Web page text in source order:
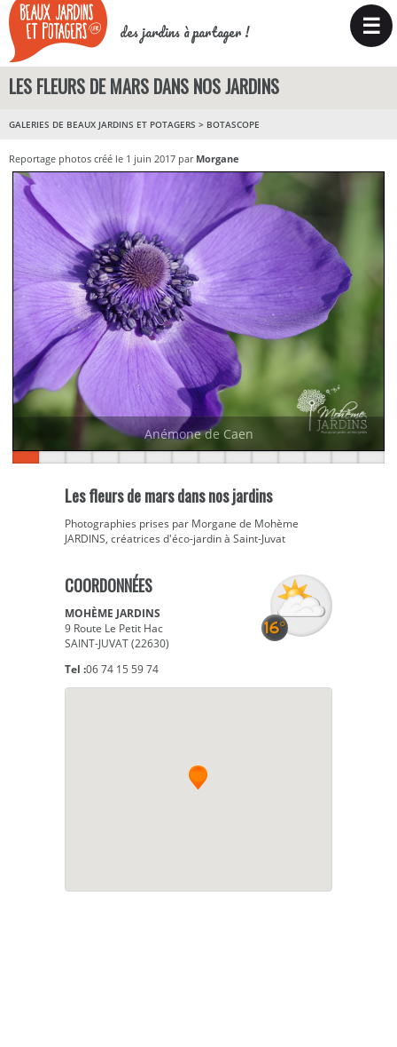
des jardins à partager ! ☰
LES FLEURS DE MARS DANS NOS JARDINS
GALERIES DE BEAUX JARDINS ET POTAGERS > BOTASCOPE
Reportage photos créé le 1 juin 2017 par Morgane
Anémone de Caen
Les fleurs de mars dans nos jardins
Photographies prises par Morgane de Mohème
JARDINS, créatrices d'éco-jardin à Saint-Juvat
COORDONNÉES
MOHÈME JARDINS
9 Route Le Petit Hac
SAINT-JUVAT (22630)
Tel :06 74 15 59 74